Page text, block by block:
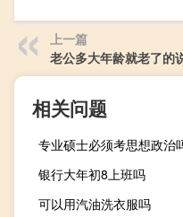
上一篇
老公多大年龄就老了的
相关问题
专业硕士必须考思想政治
银行大年初8上班吗
可以用汽油洗衣服吗